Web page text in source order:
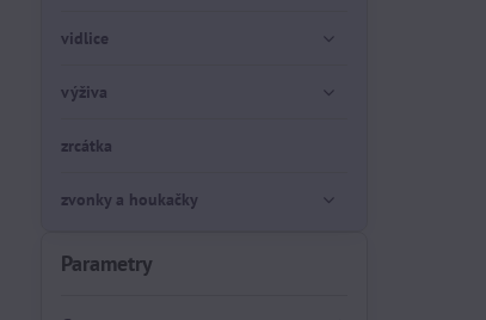
Parametry
vidlice
výživa
zrcátka
zvonky a houkačky